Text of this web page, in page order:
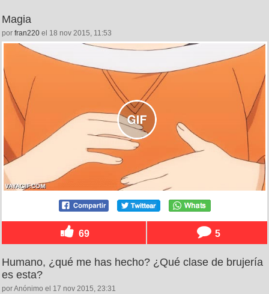
Magia
por fran220 el 18 nov 2015, 11:53
69 5
Humano, ¿qué me has hecho? ¿Qué clase de brujería
es esta?
por Anónimo el 17 nov 2015, 23:31